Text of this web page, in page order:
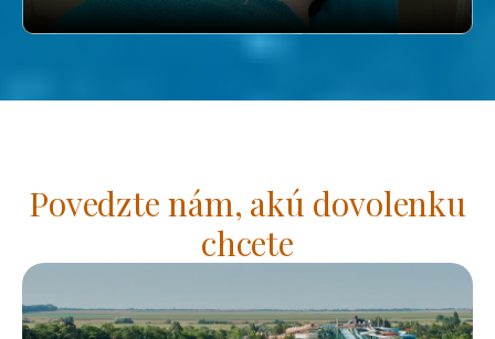
Povedzte nám, akú dovolenku
chcete